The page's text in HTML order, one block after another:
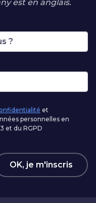
est en anglais.
et
personnelles en
et du RGPD
OK, je m'inscris